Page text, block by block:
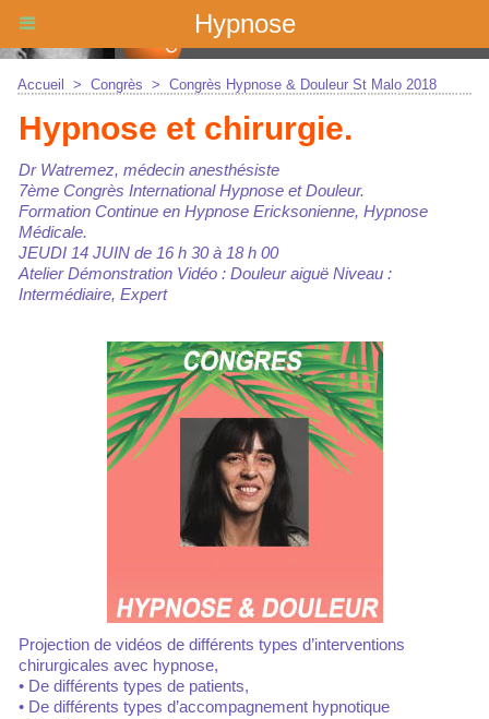
Hypnose
Accueil > Congrès > Congrès Hypnose & Douleur St Malo 2018
Hypnose et chirurgie.
Dr Watremez, médecin anesthésiste
7ème Congrès International Hypnose et Douleur.
Formation Continue en Hypnose Ericksonienne, Hypnose
Médicale.
JEUDI 14 JUIN de 16 h 30 à 18 h 00
Atelier Démonstration Vidéo : Douleur aiguë Niveau :
Intermédiaire, Expert
Projection de vidéos de différents types d’interventions
chirurgicales avec hypnose,
• De différents types de patients,
• De différents types d’accompagnement hypnotique